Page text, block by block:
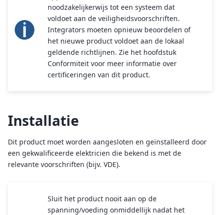
noodzakelijkerwijs tot een systeem dat
voldoet aan de veiligheidsvoorschriften.
Integrators moeten opnieuw beoordelen of
het nieuwe product voldoet aan de lokaal
geldende richtlijnen. Zie het hoofdstuk
Conformiteit voor meer informatie over
certificeringen van dit product.
Installatie
Dit product moet worden aangesloten en geïnstalleerd door
een gekwalificeerde elektricien die bekend is met de
relevante voorschriften (bijv. VDE).
Sluit het product nooit aan op de
spanning/voeding onmiddellijk nadat het